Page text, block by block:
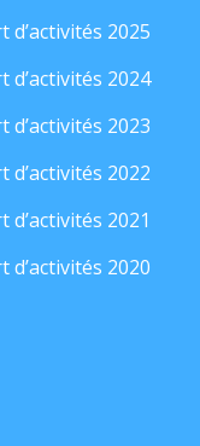
d’activités 2025
d’activités 2024
d’activités 2023
d’activités 2022
d’activités 2021
d’activités 2020